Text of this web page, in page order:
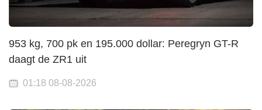
953 kg, 700 pk en 195.000 dollar: Peregryn GT-R
daagt de ZR1 uit
01:18 08-08-2026